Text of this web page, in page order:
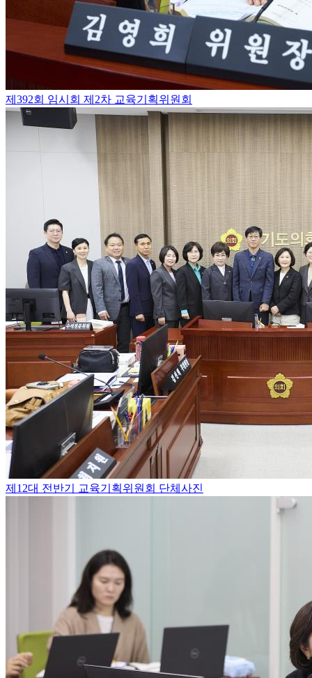
제392회 임시회 제2차 교육기획위원회
제12대 전반기 교육기획위원회 단체사진